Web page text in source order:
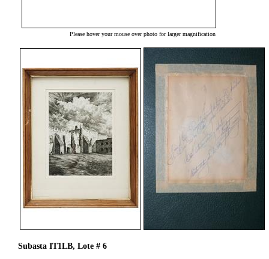
Please hover your mouse over photo for larger magnification
Subasta IT1LB, Lote # 6